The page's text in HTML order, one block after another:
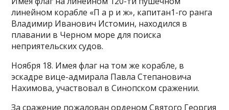
линейном корабле «П а р и ж», капитан1-го ранга
Владимир Иванович Истомин, находился в
плавании в Черном море для поиска
неприятельских судов.
Ноября 18. Имея флаг на том же корабле, в
эскадре вице-адмирала Павла Степановича
Нахимова, участвовал в Синопском сражении.
За сражение пожалован орденом Святого Георгия